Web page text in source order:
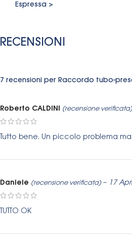
Espressa >
RECENSIONI
7 recensioni per Raccordo tubo-
Roberto CALDINI (recensione verificata)
Tutto bene. Un piccolo problema
Daniele (recensione verificata) – 17
TUTTO OK